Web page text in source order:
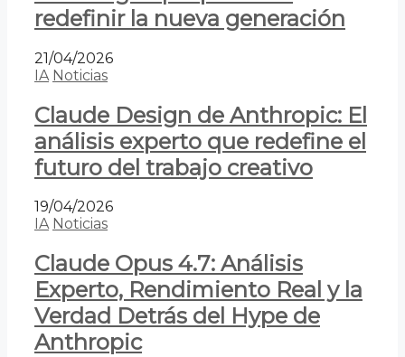
redefinir la nueva generación
21/04/2026
IA Noticias
Claude Design de Anthropic: El
análisis experto que redefine el
futuro del trabajo creativo
19/04/2026
IA Noticias
Claude Opus 4.7: Análisis
Experto, Rendimiento Real y la
Verdad Detrás del Hype de
Anthropic